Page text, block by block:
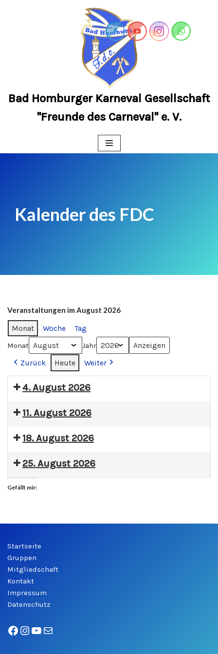
Bad Homburger Karneval Gesellschaft
"Freunde des Carneval" e. V.
Kalender des FDC
Veranstaltungen im August 2026
Monat Woche Tag
Monat Jahr
Zurück Heute Weiter
4. August 2026
11. August 2026
18. August 2026
25. August 2026
Gefällt mir:
Startseite
Gruppen
Mitgliedschaft
Kontakt
Impressum
Datenschutz